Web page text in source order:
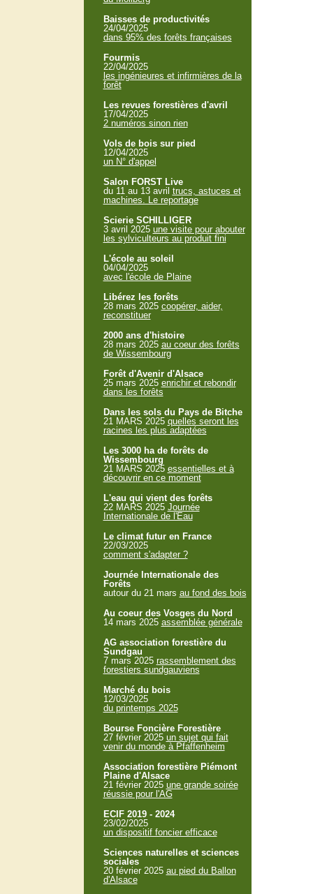
Baisses de productivités
24/04/2025
dans 95% des forêts françaises
Fourmis
22/04/2025
les ingénieures et infirmières de la
forêt
Les revues forestières d'avril
17/04/2025
2 numéros sinon rien
Vols de bois sur pied
12/04/2025
un N° d'appel
Salon FORST Live
du 11 au 13 avril trucs, astuces et
machines. Le reportage
Scierie SCHILLIGER
3 avril 2025 une visite pour abouter
les sylviculteurs au produit fini
L'école au soleil
04/04/2025
avec l'école de Plaine
Libérez les forêts
28 mars 2025 coopérer, aider,
reconstituer
2000 ans d'histoire
28 mars 2025 au coeur des forêts
de Wissembourg
Forêt d'Avenir d'Alsace
25 mars 2025 enrichir et rebondir
dans les forêts
Dans les sols du Pays de Bitche
21 MARS 2025 quelles seront les
racines les plus adaptées
Les 3000 ha de forêts de
Wissembourg
21 MARS 2025 essentielles et à
découvrir en ce moment
L'eau qui vient des forêts
22 MARS 2025 Journée
Internationale de l'Eau
Le climat futur en France
22/03/2025
comment s'adapter ?
Journée Internationale des
Forêts
autour du 21 mars au fond des bois
Au coeur des Vosges du Nord
14 mars 2025 assemblée générale
AG association forestière du
Sundgau
7 mars 2025 rassemblement des
forestiers sundgauviens
Marché du bois
12/03/2025
du printemps 2025
Bourse Foncière Forestière
27 février 2025 un sujet qui fait
venir du monde à Pfaffenheim
Association forestière Piémont
Plaine d'Alsace
21 février 2025 une grande soirée
réussie pour l'AG
ECIF 2019 - 2024
23/02/2025
un dispositif foncier efficace
Sciences naturelles et sciences
sociales
20 février 2025 au pied du Ballon
d'Alsace